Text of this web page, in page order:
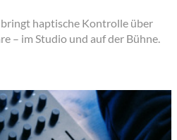
haptische Kontrolle über
– im Studio und auf der Bühne.